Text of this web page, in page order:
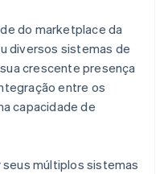
do marketplace da
diversos sistemas de
crescente presença
entre os
capacidade de
múltiplos sistemas